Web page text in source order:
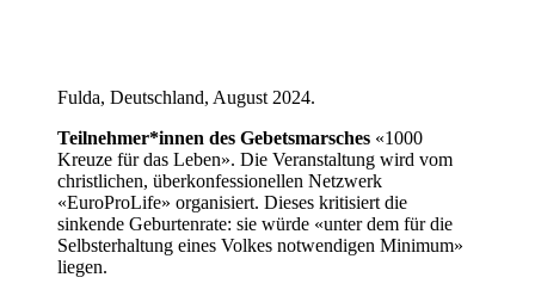
Fulda, Deutschland, August 2024.
Teilnehmer*innen des Gebetsmarsches «1000
Kreuze für das Leben». Die Veranstaltung wird vom
christlichen, überkonfessionellen Netzwerk
«EuroProLife» organisiert. Dieses kritisiert die
sinkende Geburtenrate: sie würde «unter dem für die
Selbsterhaltung eines Volkes notwendigen Minimum»
liegen.